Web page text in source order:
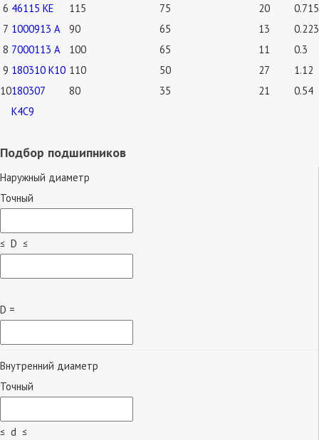
6 46115 КЕ 115 75 20
0.715
7 1000913 А 90 65 13
0.223
8 7000113 А 100 65 11
0.3
9 180310 К10 110 50 27
1.12
10180307
К4С9
80 35 21 0.54
Подбор подшипников
Наружный диаметр
Точный
≤ D ≤
D =
Внутренний диаметр
Точный
≤ d ≤